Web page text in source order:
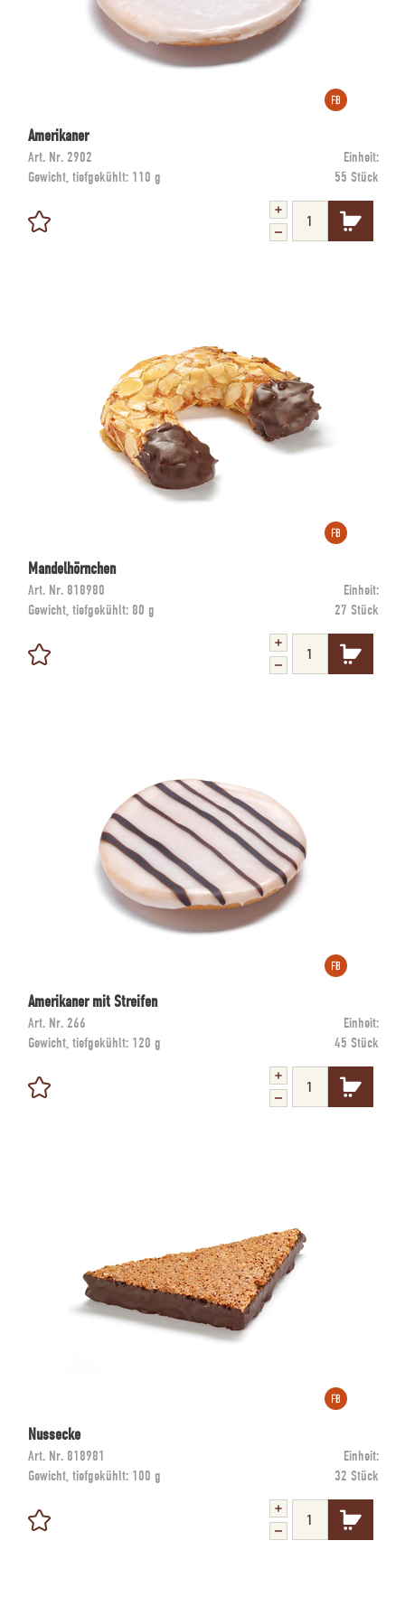
Amerikaner
Art. Nr. 2902
Einheit:
Gewicht, tiefgekühlt: 110 g 55 Stück
Mandelhörnchen
Art. Nr. 818980
Einheit:
Gewicht, tiefgekühlt: 80 g 27 Stück
Amerikaner mit Streifen
Art. Nr. 266
Einheit:
Gewicht, tiefgekühlt: 120 g 45 Stück
Nussecke
Art. Nr. 818981
Einheit:
Gewicht, tiefgekühlt: 100 g 32 Stück